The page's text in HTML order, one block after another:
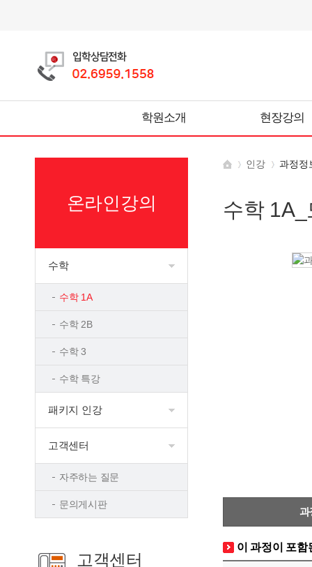
학원소개 현장강의
온라인강의
수학
수학 1A
수학 2B
수학 3
수학 특강
패키지 인강
고객센터
자주하는 질문
문의게시판
고객센터
인강 과정정
수학
이 과정이 포함